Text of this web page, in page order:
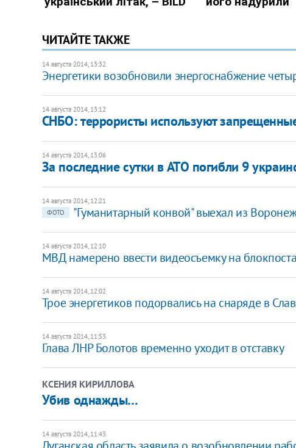
ЧИТАЙТЕ ТАКЖЕ
14 августа 2014, 13:32
Энергетики возобновили энергоснабжение
14 августа 2014, 13:12
СНБО: террористы используют
14 августа 2014, 13:06
За последние сутки в АТО погибли 9
14 августа 2014, 12:21
ФОТО
"Гуманитарный конвой" выехал из
14 августа 2014, 12:10
МВД намерено ввести видеосъемку на
14 августа 2014, 12:02
Трое энергетиков подорвались на снаряде в
14 августа 2014, 11:53
Глава ЛНР Болотов временно уходит в отставку
КСЕНИЯ КИРИЛЛОВА
Убив однажды…
14 августа 2014, 11:43